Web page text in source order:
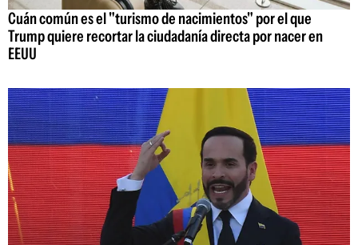
Cuán común es el "turismo de nacimientos" por el que
Trump quiere recortar la ciudadanía directa por nacer en
EEUU